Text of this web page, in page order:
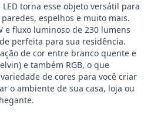
torna esse objeto versátil para
espelhos e muito mais.
e fluxo luminoso de 230 lumens
perfeita para sua residência.
de cor entre branco quente e
e também RGB, o que
de cores para você criar
o ambiente de sua casa, loja ou